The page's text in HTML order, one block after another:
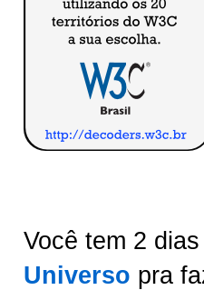
Você tem 2
Universo pra